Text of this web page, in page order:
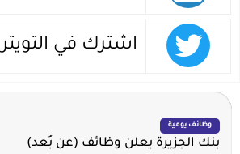
اشترك في التويتر
وظائف يومية
بنك الجزيرة يعلن وظائف (عن بُعد)